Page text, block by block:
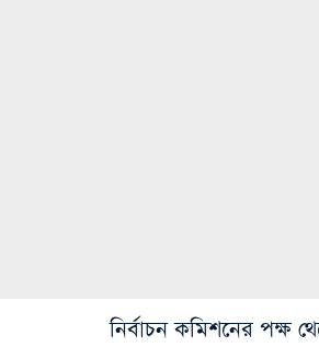
নির্বাচন কমিশনের পক্ষ